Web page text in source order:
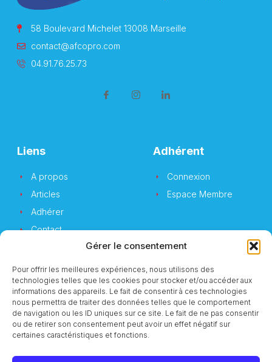
Gérer le consentement
Pour offrir les meilleures expériences, nous utilisons des
technologies telles que les cookies pour stocker et/ou accéder aux
informations des appareils. Le fait de consentir à ces technologies
nous permettra de traiter des données telles que le comportement
de navigation ou les ID uniques sur ce site. Le fait de ne pas consentir
ou de retirer son consentement peut avoir un effet négatif sur
certaines caractéristiques et fonctions.
58 Boulevard Michelet 13008 Marseille
contact@afcopro.com
04.91.76.25.73
Liens
A propos
Articles
Adhérer
Contact
Adhérent
Connexion
Espace Membre
Newsletter
Vous souhaitez suivre notre actualité ?